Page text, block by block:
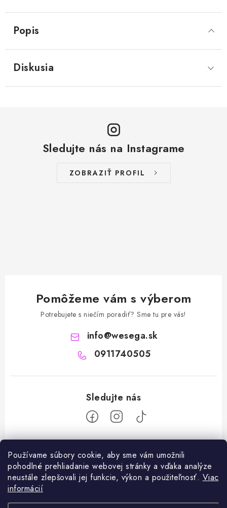
Používame súbory cookie, aby sme vám umožnili
pohodlné prehliadanie webovej stránky a vďaka analýze
neustále zlepšovali jej funkcie, výkon a použiteľnosť. Viac
informácií
Popis
Diskusia
Sledujte nás na Instagrame
ZOBRAZIŤ PROFIL
Pomôžeme vám s výberom
Potrebujete s niečím poradiť? Sme tu pre vás!
info@wesega.sk
0911740505
Z
Facebook
Blog